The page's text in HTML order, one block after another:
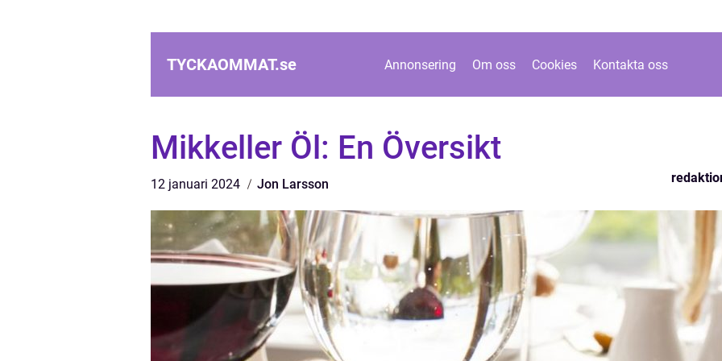
TYCKAOMMAT.se Annonsering Om oss Cookies Kontakta oss
Mikkeller Öl: En Översikt
12 januari 2024 Jon Larsson